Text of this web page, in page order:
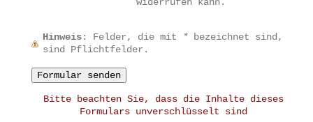
Hinweis : Felder, die mit * bezeichnet sind,
sind Pflichtfelder.
Bitte beachten Sie, dass die Inhalte dieses
Formulars unverschlüsselt sind